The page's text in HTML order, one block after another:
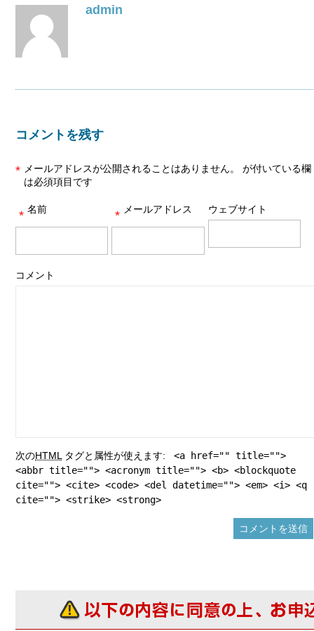
admin
コメントを残す
メールアドレスが公開されることはありません。
*
が付いている欄
は必須項目です
名前
* メールアドレス
* ウェブサイト
コメント
次のHTML タグと属性が使えます:
<a href="" title="">
<abbr title=""> <acronym title=""> <b> <blockquote
cite=""> <cite> <code> <del datetime=""> <em> <i> <q
cite=""> <strike> <strong>